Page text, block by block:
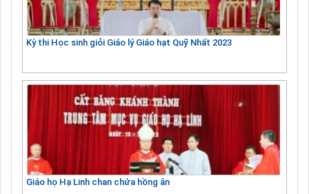
Kỳ thi Học sinh giỏi Giáo lý Giáo hạt Quỹ Nhất 2023
Giáo họ Hạ Linh chan chứa hồng ân